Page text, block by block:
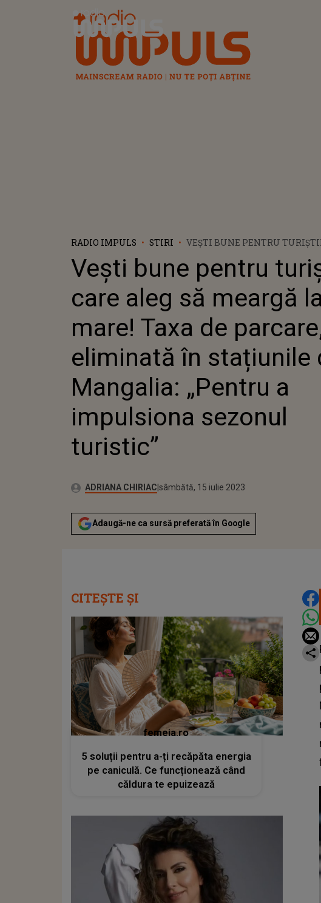
Radio Impuls
RADIO IMPULS STIRI
VEȘTI BUNE PENTRU
ELIMINATĂ ÎN STAȚIUNILE
„PENTRU A IMPULSIONA
TURISTIC”
Vești bune pentru
care aleg să meargă
mare! Taxa de
eliminată în stațiunile
Mangalia: „Pentru a
impulsiona sezonul
turistic”
Autor:ADRIANA CHIRIACPublicat:
vineri, 15 iulie 2022
Actualizat:
sâmbătă, 15 iulie 2023
Adaugă-ne ca sursă preferată în Google
CITEȘTE ȘI
femeia.ro
5 soluții pentru a-ți recăpăta energia
pe caniculă. Ce funcționează când
căldura te epuizează